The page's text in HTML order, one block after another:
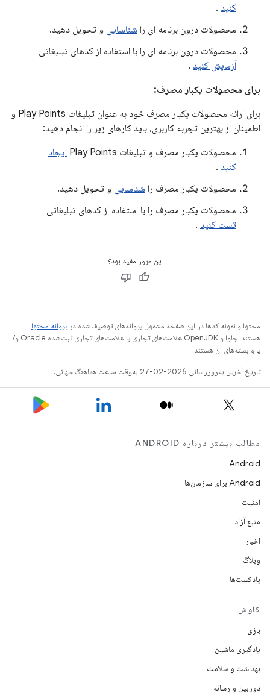
کنید .
محصولات درون برنامه ای را شناسایی و تحویل دهید.
محصولات درون برنامه ای را با استفاده از کدهای تبلیغاتی
آزمایش کنید .
برای محصولات یکبار مصرف:
برای ارائه محصولات یکبار مصرف خود به عنوان تبلیغات Play Points و
اطمینان از بهترین تجربه کاربری، باید کارهای زیر را انجام دهید:
محصولات یکبار مصرف و تبلیغات Play Points
ایجاد
کنید .
محصولات یکبار مصرف را شناسایی و تحویل دهید.
محصولات یکبار مصرف را با استفاده از کدهای تبلیغاتی
تست کنید .
این مرور مفید بود؟
محتوا و نمونه کدها در این صفحه مشمول پروانه‌های توصیف‌شده در پروانه محتوا
هستند. جاوا و OpenJDK علامت‌های تجاری یا علامت‌های تجاری ثبت‌شده Oracle و/
یا وابسته‌های آن هستند.
تاریخ آخرین به‌روزرسانی 2026-02-27 به‌وقت ساعت هماهنگ جهانی.
مطالب بیشتر درباره ANDROID
Android
Android برای سازمان‌ها
امنیت
منبع آزاد
اخبار
وبلاگ
پادکست‌ها
کاوش
بازی
یادگیری ماشین
بهداشت و سلامت
دوربین و رسانه